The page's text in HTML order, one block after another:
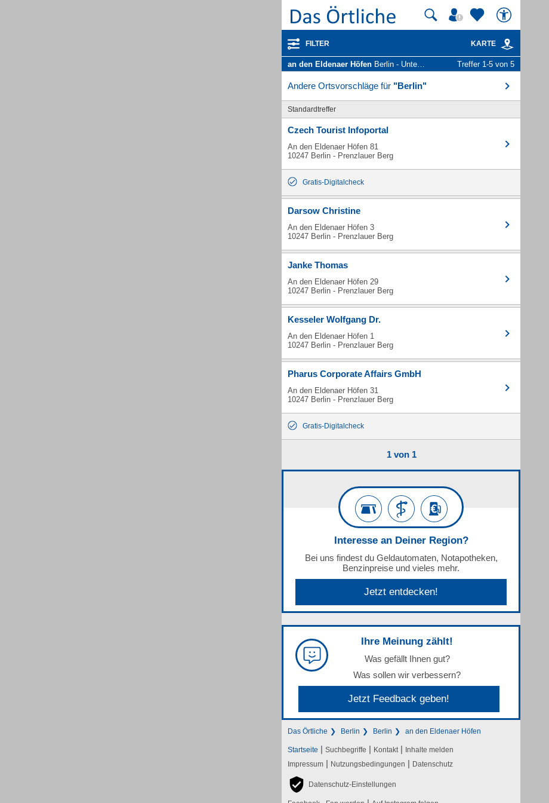
FILTER KARTE
an den Eldenaer Höfen Berlin - Unternehmen und Personen Treffer 1-5 von 5
Andere Ortsvorschläge für "Berlin"
Standardtreffer
Czech Tourist Infoportal
An den Eldenaer Höfen 81
10247 Berlin - Prenzlauer Berg
Gratis-Digitalcheck
Darsow Christine
An den Eldenaer Höfen 3
10247 Berlin - Prenzlauer Berg
Janke Thomas
An den Eldenaer Höfen 29
10247 Berlin - Prenzlauer Berg
Kesseler Wolfgang Dr.
An den Eldenaer Höfen 1
10247 Berlin - Prenzlauer Berg
Pharus Corporate Affairs GmbH
An den Eldenaer Höfen 31
10247 Berlin - Prenzlauer Berg
Gratis-Digitalcheck
1 von 1
Interesse an Deiner Region?
Bei uns findest du Geldautomaten, Notapotheken,
Benzinpreise und vieles mehr.
Jetzt entdecken!
Ihre Meinung zählt!
Was gefällt Ihnen gut?
Was sollen wir verbessern?
Jetzt Feedback geben!
Das Örtliche Berlin Berlin an den Eldenaer Höfen
Startseite | Suchbegriffe | Kontakt | Inhalte melden
Impressum | Nutzungsbedingungen | Datenschutz
Datenschutz-Einstellungen